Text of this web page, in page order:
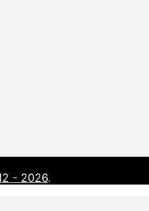
- 2026.